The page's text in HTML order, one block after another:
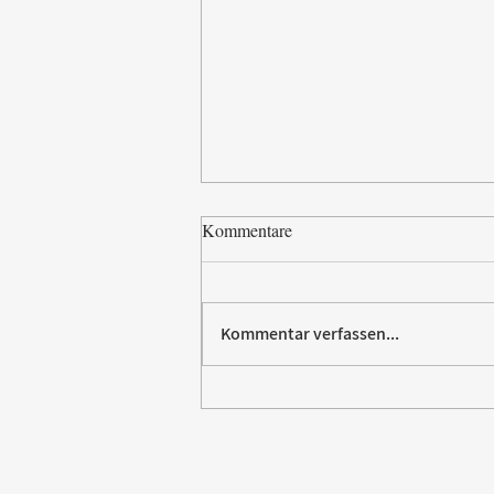
Kommentare
Kommentar verfassen...